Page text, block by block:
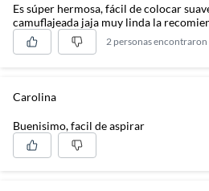
Es súper hermosa, fácil de colocar
camuflajeada jaja muy linda la
2 personas
Carolina
Buenisimo, facil de aspirar